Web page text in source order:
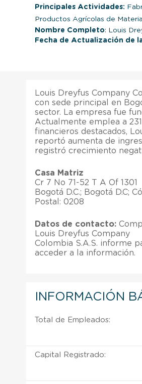
Principales Actividades:
Productos Agrícolas de
Nombre Completo: Louis
Fecha de Actualización de
Louis Dreyfus Company
con sede principal en
sector. La empresa fue
Actualmente emplea a
financieros destacados,
reportó aumenta de
registró crecimiento
Casa Matriz
Cr 7 No 71-52 T A Of 1301
Bogotá D.C.; Bogotá D.C;
Postal: 0208
Datos de contacto:
Louis Dreyfus Company
Colombia S.A.S. informe
acceder a la información.
INFORMACIÓN
Total de Empleados:
Capital Registrado: